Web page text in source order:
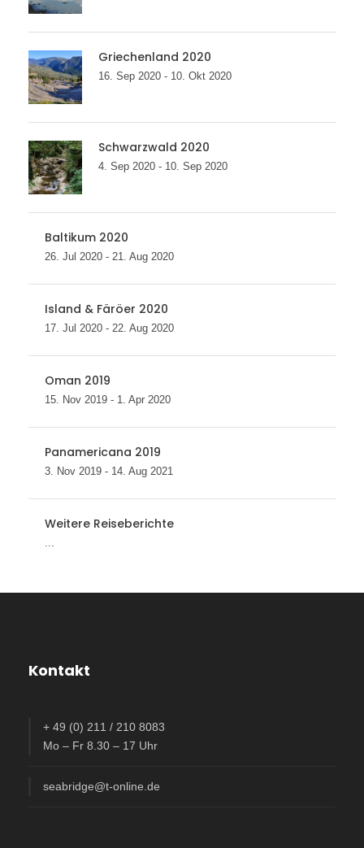
Griechenland 2020
16. Sep 2020 - 10. Okt 2020
Schwarzwald 2020
4. Sep 2020 - 10. Sep 2020
Baltikum 2020
26. Jul 2020 - 21. Aug 2020
Island & Färöer 2020
17. Jul 2020 - 22. Aug 2020
Oman 2019
15. Nov 2019 - 1. Apr 2020
Panamericana 2019
3. Nov 2019 - 14. Aug 2021
Weitere Reiseberichte
...
Kontakt
+ 49 (0) 211 / 210 8083
Mo – Fr 8.30 – 17 Uhr
seabridge@t-online.de